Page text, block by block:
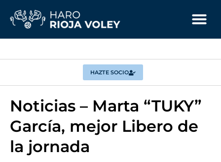
HAZTE SOCIO
Noticias – Marta “TUKY”
García, mejor Libero de
la jornada